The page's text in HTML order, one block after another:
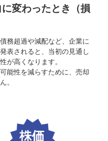
変わったとき（損
務超過や減配など、企業に
表されると、当初の見通し
が高くなります。
能性を減らすために、売却
。